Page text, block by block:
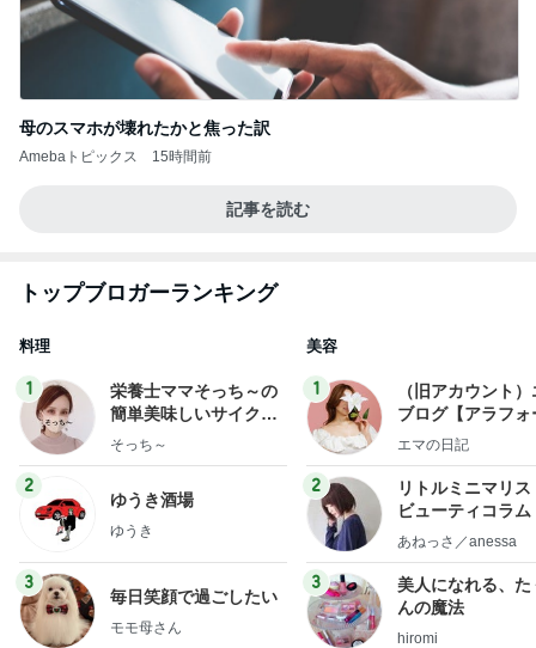
母のスマホが壊れたかと焦った訳
Amebaトピックス 15時間前
記事を読む
トップブロガーランキング
料理
1
栄養士ママそっち～の
簡単美味しいサイクル
献立
そっち～
2
ゆうき酒場
ゆうき
3
毎日笑顔で過ごしたい
モモ母さん
美容
1
（旧アカウント
ブログ【アラフォ
社売却セカンドラ
エマの日記
2
リトルミニマリス
ビューティコラ
little
あねっさ／anessa
3
美人になれる、た
んの魔法
hiromi